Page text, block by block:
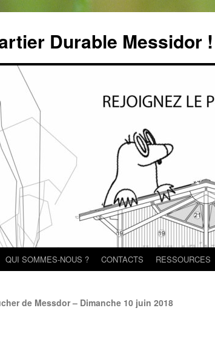
Durable Messidor !
QUI SOMMES-NOUS ? CONTACTS RESSOURCES
de Messdor – Dimanche 10 juin 2018